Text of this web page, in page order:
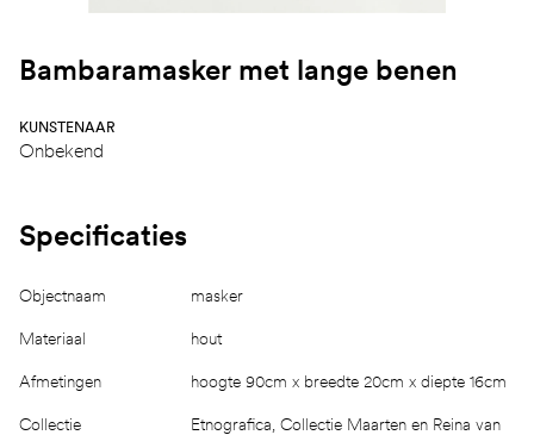
Bambaramasker met lange benen
KUNSTENAAR
Onbekend
Specificaties
Objectnaam masker
Materiaal hout
Afmetingen hoogte 90cm x breedte 20cm x diepte 16cm
Collectie
Etnografica, Collectie Maarten en Reina van